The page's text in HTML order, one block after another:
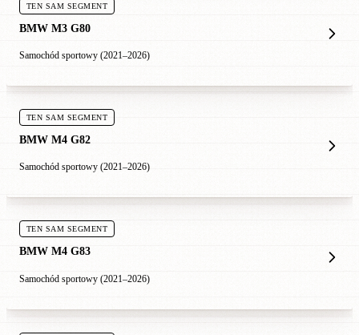
TEN SAM SEGMENT
BMW M3 G80
Samochód sportowy (2021–2026)
TEN SAM SEGMENT
BMW M4 G82
Samochód sportowy (2021–2026)
TEN SAM SEGMENT
BMW M4 G83
Samochód sportowy (2021–2026)